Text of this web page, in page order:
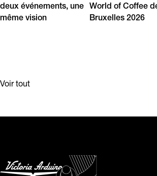
Voir tout
deux événements, une
même vision
World of Coffee
Bruxelles 2026